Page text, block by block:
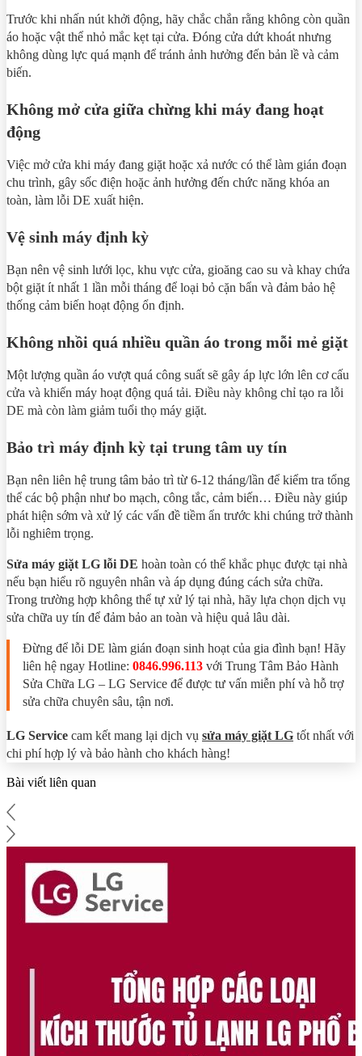
Trước khi nhấn nút khởi động, hãy chắc chắn rằng không còn quần
áo hoặc vật thể nhỏ mắc kẹt tại cửa. Đóng cửa dứt khoát nhưng
không dùng lực quá mạnh để tránh ảnh hưởng đến bản lề và cảm
biến.
Không mở cửa giữa chừng khi máy đang hoạt
động
Việc mở cửa khi máy đang giặt hoặc xả nước có thể làm gián đoạn
chu trình, gây sốc điện hoặc ảnh hưởng đến chức năng khóa an
toàn, làm lỗi DE xuất hiện.
Vệ sinh máy định kỳ
Bạn nên vệ sinh lưới lọc, khu vực cửa, gioăng cao su và khay chứa
bột giặt ít nhất 1 lần mỗi tháng để loại bỏ cặn bẩn và đảm bảo hệ
thống cảm biến hoạt động ổn định.
Không nhồi quá nhiều quần áo trong mỗi mẻ giặt
Một lượng quần áo vượt quá công suất sẽ gây áp lực lớn lên cơ cấu
cửa và khiến máy hoạt động quá tải. Điều này không chỉ tạo ra lỗi
DE mà còn làm giảm tuổi thọ máy giặt.
Bảo trì máy định kỳ tại trung tâm uy tín
Bạn nên liên hệ trung tâm bảo trì từ 6-12 tháng/lần để kiểm tra tổng
thể các bộ phận như bo mạch, công tắc, cảm biến… Điều này giúp
phát hiện sớm và xử lý các vấn đề tiềm ẩn trước khi chúng trở thành
lỗi nghiêm trọng.
Sửa máy giặt LG lỗi DE hoàn toàn có thể khắc phục được tại nhà
nếu bạn hiểu rõ nguyên nhân và áp dụng đúng cách sửa chữa.
Trong trường hợp không thể tự xử lý tại nhà, hãy lựa chọn dịch vụ
sửa chữa uy tín để đảm bảo an toàn và hiệu quả lâu dài.
Đừng để lỗi DE làm gián đoạn sinh hoạt của gia đình bạn! Hãy
liên hệ ngay Hotline: 0846.996.113 với Trung Tâm Bảo Hành
Sửa Chữa LG – LG Service để được tư vấn miễn phí và hỗ trợ
sửa chữa chuyên sâu, tận nơi.
LG Service cam kết mang lại dịch vụ sửa máy giặt LG tốt nhất với
chi phí hợp lý và bảo hành cho khách hàng!
Bài viết liên quan